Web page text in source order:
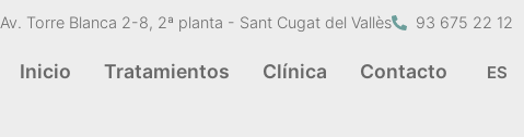
Av. Torre Blanca 2-8, 2ª planta - Sant Cugat del Vallès 93 675 22 12
Inicio Tratamientos Clínica Contacto ES